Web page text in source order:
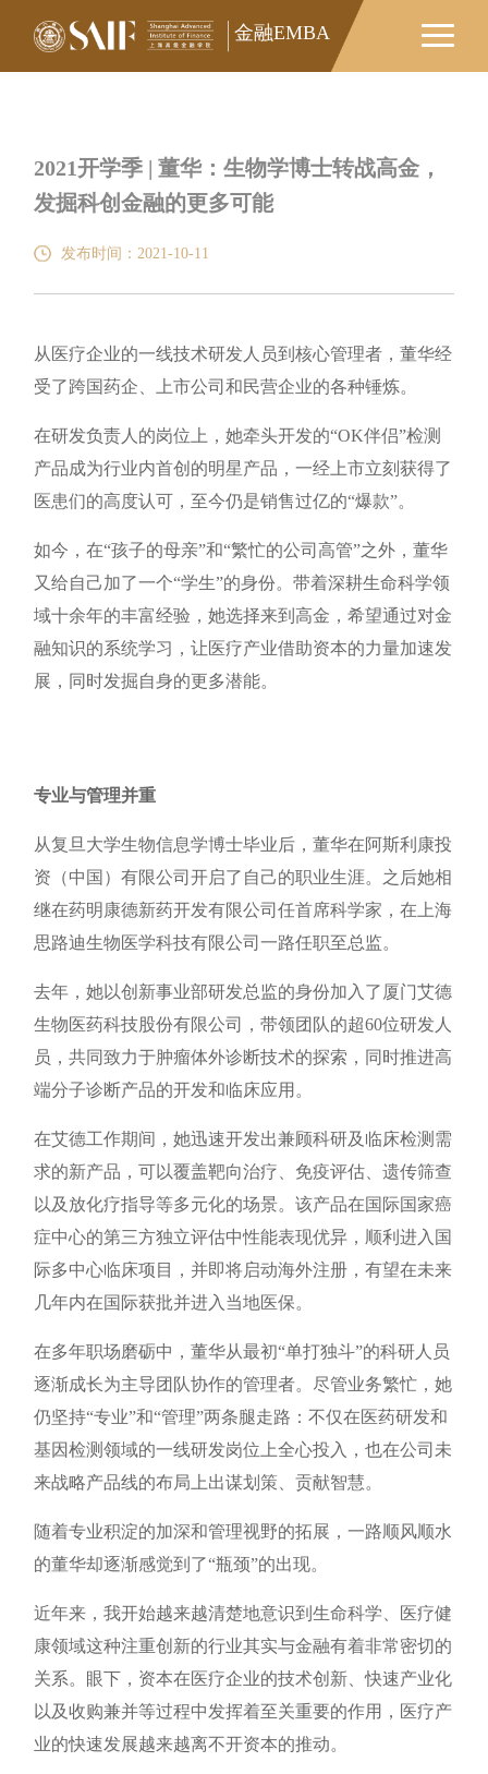
金融EMBA
2021开学季 | 董华：生物学博士转战高金，
发掘科创金融的更多可能
发布时间：2021-10-11
从医疗企业的一线技术研发人员到核心管理者，董华经
受了跨国药企、上市公司和民营企业的各种锤炼。
在研发负责人的岗位上，她牵头开发的“OK伴侣”检测
产品成为行业内首创的明星产品，一经上市立刻获得了
医患们的高度认可，至今仍是销售过亿的“爆款”。
如今，在“孩子的母亲”和“繁忙的公司高管”之外，董华
又给自己加了一个“学生”的身份。带着深耕生命科学领
域十余年的丰富经验，她选择来到高金，希望通过对金
融知识的系统学习，让医疗产业借助资本的力量加速发
展，同时发掘自身的更多潜能。
专业与管理并重
从复旦大学生物信息学博士毕业后，董华在阿斯利康投
资（中国）有限公司开启了自己的职业生涯。之后她相
继在药明康德新药开发有限公司任首席科学家，在上海
思路迪生物医学科技有限公司一路任职至总监。
去年，她以创新事业部研发总监的身份加入了厦门艾德
生物医药科技股份有限公司，带领团队的超60位研发人
员，共同致力于肿瘤体外诊断技术的探索，同时推进高
端分子诊断产品的开发和临床应用。
在艾德工作期间，她迅速开发出兼顾科研及临床检测需
求的新产品，可以覆盖靶向治疗、免疫评估、遗传筛查
以及放化疗指导等多元化的场景。该产品在国际国家癌
症中心的第三方独立评估中性能表现优异，顺利进入国
际多中心临床项目，并即将启动海外注册，有望在未来
几年内在国际获批并进入当地医保。
在多年职场磨砺中，董华从最初“单打独斗”的科研人员
逐渐成长为主导团队协作的管理者。尽管业务繁忙，她
仍坚持“专业”和“管理”两条腿走路：不仅在医药研发和
基因检测领域的一线研发岗位上全心投入，也在公司未
来战略产品线的布局上出谋划策、贡献智慧。
随着专业积淀的加深和管理视野的拓展，一路顺风顺水
的董华却逐渐感觉到了“瓶颈”的出现。
近年来，我开始越来越清楚地意识到生命科学、医疗健
康领域这种注重创新的行业其实与金融有着非常密切的
关系。眼下，资本在医疗企业的技术创新、快速产业化
以及收购兼并等过程中发挥着至关重要的作用，医疗产
业的快速发展越来越离不开资本的推动。